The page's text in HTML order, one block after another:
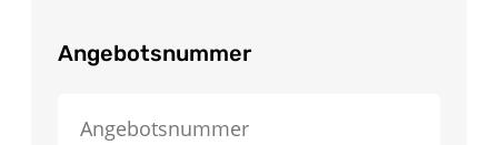
Angebotsnummer